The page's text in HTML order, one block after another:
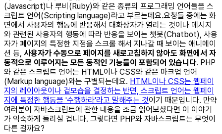
(Javascript)나 루비(Ruby)와 같은 종류의 프로그래밍 언어들을 스
크립트 언어(Scripting language)라고 부르는데요. ​요청들 중에는 화
면에서 사용자의 행동에 반응해서 대화상자가 열리는 것이나 메시지
와 관련된 사용자의 행동에 따라 반응을 보이는 챗봇(Chatbot), 사용
자가 페이지의 특정한 지점을 스크롤 해서 지나갈 때 보이는 애니메이
션 등, 사용자가 수동으로 페이지를 새로고침하지 않아도 화면에서 자
동적으로 이루어지는 모든 동적인 기능들이 포함되어 있습니다. PHP
와 같은 스크립트 언어는 HTML이나 CSS와 같은 마크업 언어
(Markup language)와는 구별되는데요. HTML이나 CSS는 웹페이
지의 레이아웃이나 겉모습을 결정하는 반면, 스크립트 언어는 웹페이
지에 특정한 행동을 '수행하라'라고 말해주는 것이기 때문입니다. 만약
여러분이 자바스크립트에 관한 내용을 조금 읽어보셨다면 이 이야기
가 익숙하게 들리실 겁니다. 그렇다면 PHP와 자바스크립트는 무엇이
다른 걸까요? ​ ​